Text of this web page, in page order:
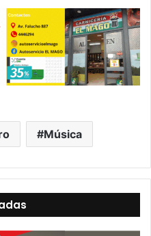
Música